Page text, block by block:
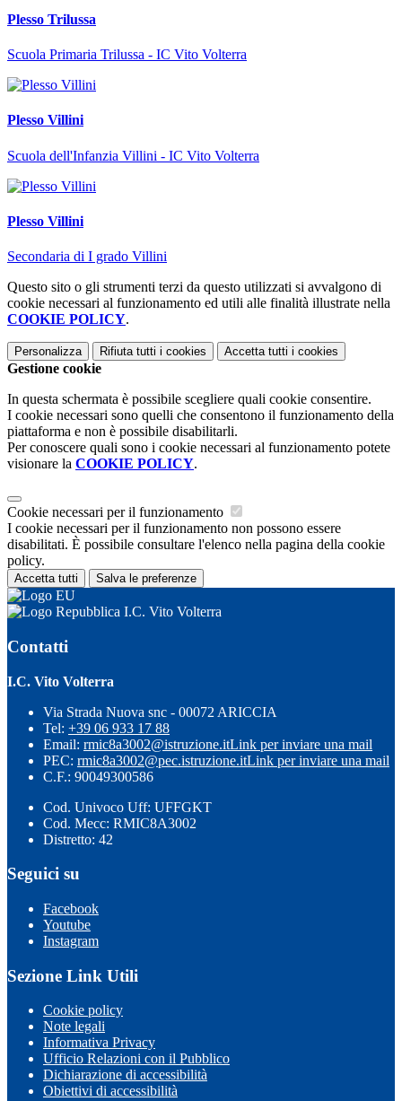
Plesso Trilussa
Scuola Primaria Trilussa - IC Vito Volterra
Plesso Villini
Scuola dell'Infanzia Villini - IC Vito Volterra
Plesso Villini
Secondaria di I grado Villini
Questo sito o gli strumenti terzi da questo utilizzati si avvalgono di
cookie necessari al funzionamento ed utili alle finalità illustrate nella
COOKIE POLICY.
Personalizza Rifiuta tutti i cookies Accetta tutti i cookies
Gestione cookie
In questa schermata è possibile scegliere quali cookie consentire.
I cookie necessari sono quelli che consentono il funzionamento della
piattaforma e non è possibile disabilitarli.
Per conoscere quali sono i cookie necessari al funzionamento potete
visionare la COOKIE POLICY.
Cookie necessari per il funzionamento
I cookie necessari per il funzionamento non possono essere
disabilitati. È possibile consultare l'elenco nella pagina della cookie
policy.
Accetta tutti Salva le preferenze
I.C. Vito Volterra
Contatti
I.C. Vito Volterra
Via Strada Nuova snc - 00072 ARICCIA
Tel: +39 06 933 17 88
Email: rmic8a3002@istruzione.itLink per inviare una mail
PEC: rmic8a3002@pec.istruzione.itLink per inviare una mail
C.F.: 90049300586
Cod. Univoco Uff: UFFGKT
Cod. Mecc: RMIC8A3002
Distretto: 42
Seguici su
Facebook
Youtube
Instagram
Sezione Link Utili
Cookie policy
Note legali
Informativa Privacy
Ufficio Relazioni con il Pubblico
Dichiarazione di accessibilità
Obiettivi di accessibilità